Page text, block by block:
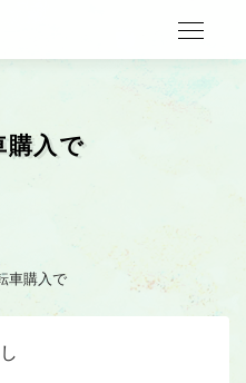
購入で
車購入で